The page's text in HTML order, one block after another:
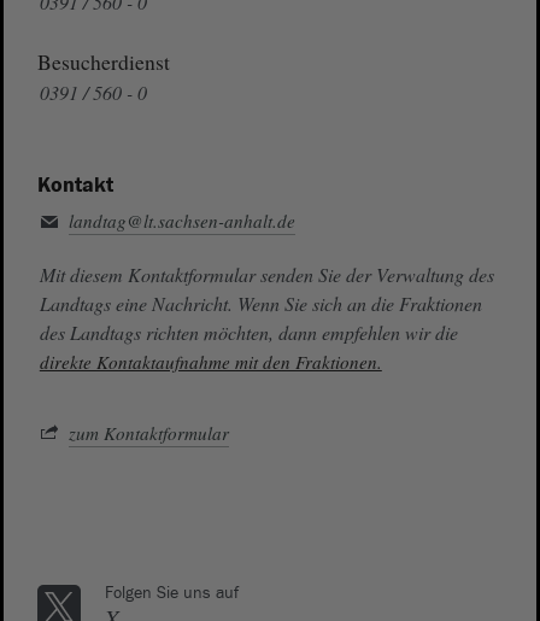
Besucherdienst
0391 / 560 - 0
Kontakt
landtag@lt.sachsen-anhalt.de
Mit diesem Kontaktformular senden Sie der Verwaltung des
Landtags eine Nachricht. Wenn Sie sich an die Fraktionen
des Landtags richten möchten, dann empfehlen wir die
direkte Kontaktaufnahme mit den Fraktionen.
zum Kontaktformular
Folgen Sie uns auf